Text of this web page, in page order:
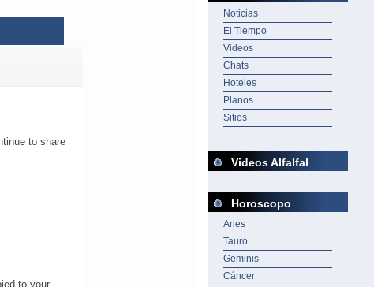
Noticias
El Tiempo
Videos
Chats
Hoteles
Planos
Sitios
Videos Alfalfal
Horoscopo
Aries
Tauro
Geminis
Cáncer